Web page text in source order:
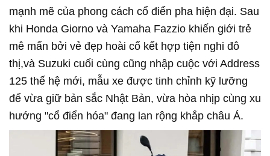
mạnh mẽ của phong cách cổ điển pha hiện đại. Sau
khi Honda Giorno và Yamaha Fazzio khiến giới trẻ
mê mẩn bởi vẻ đẹp hoài cổ kết hợp tiện nghi đô
thị,và Suzuki cuối cùng cũng nhập cuộc với Address
125 thế hệ mới, mẫu xe được tinh chỉnh kỹ lưỡng
để vừa giữ bản sắc Nhật Bản, vừa hòa nhịp cùng xu
hướng "cổ điển hóa" đang lan rộng khắp châu Á.